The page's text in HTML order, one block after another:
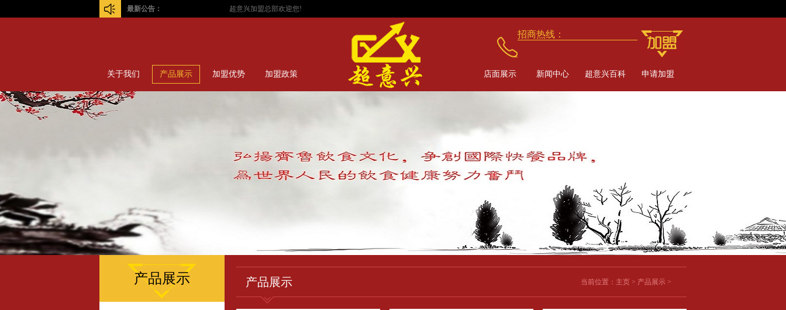
最新公告： 超意兴加盟总部欢迎您!
招商热线：
关于我们 产品展示 加盟优势 加盟政策 店面展示 新闻中心 超意兴百科 申请加盟
产品展示 产品展示 当前位置： 主页 > 产品展示 >